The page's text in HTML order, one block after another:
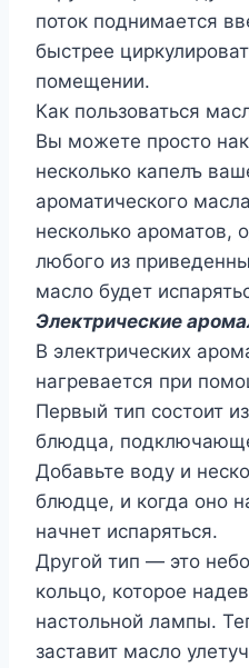
поток поднимается
быстрее
помещении.
Как пользоваться
Вы можете просто
несколько капелъ
ароматического
несколько ароматов,
любого из
масло будет
Электрические
В электрических
нагревается при
Первый тип состоит
блюдца,
Добавьте воду и
блюдце, и когда оно
начнет испаряться.
Другой тип — это
кольцо, которое
настольной лампы.
заставит масло